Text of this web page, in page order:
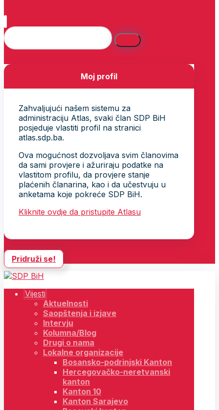
Moj profil
Zahvaljujući našem sistemu za
administraciju Atlas, svaki član SDP BiH
posjeduje vlastiti profil na stranici
atlas.sdp.ba.
Ova mogućnost dozvoljava svim članovima
da sami provjere i ažuriraju podatke na
vlastitom profilu, da provjere stanje
plaćenih članarina, kao i da učestvuju u
anketama koje pokreće SDP BiH.
Kliknite ovdje da pristupite Atlasu
Pridruži se!
Vijesti
Aktuelnosti
Saopštenja i izjave
Intervju
Kolumna/Blog
Drugi o nama
Lokalne organizacije
Bosansko-podrinjski Kanton
Hercegovačko-neretvanski
kanton
Kanton 10
Kanton Sarajevo